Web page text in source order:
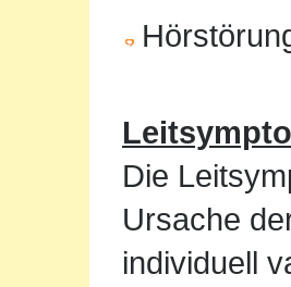
Die
Ursache
individuell